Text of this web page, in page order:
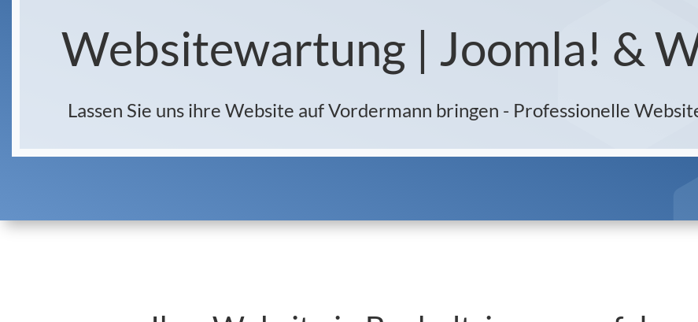
Websitewartung | Joomla! &
Lassen Sie uns ihre Website auf Vordermann bringen - Professionelle